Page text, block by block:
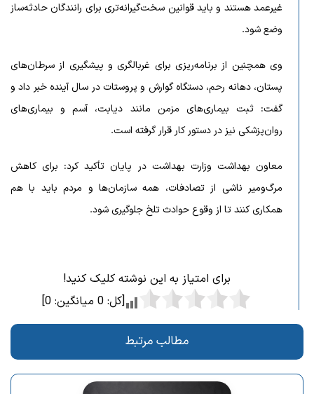
غیرعمد هستند و باید قوانین سخت‌گیرانه‌تری برای رانندگان حادثه‌ساز
وضع شود.
وی همچنین از برنامه‌ریزی برای غربالگری و پیشگیری از سرطان‌های
پستان، دهانه رحم، دستگاه گوارش و پروستات در سال آینده خبر داد و
گفت: ثبت بیماری‌های مزمن مانند دیابت، آسم و بیماری‌های
روان‌پزشکی نیز در دستور کار قرار گرفته است.
معاون بهداشت وزارت بهداشت در پایان تأکید کرد: برای کاهش
مرگ‌ومیر ناشی از تصادفات، همه سازمان‌ها و مردم باید با هم
همکاری کنند تا از وقوع حوادث تلخ جلوگیری شود.
برای امتیاز به این نوشته کلیک کنید!
[کل: 0میانگین: 0
]
مطالب مرتبط